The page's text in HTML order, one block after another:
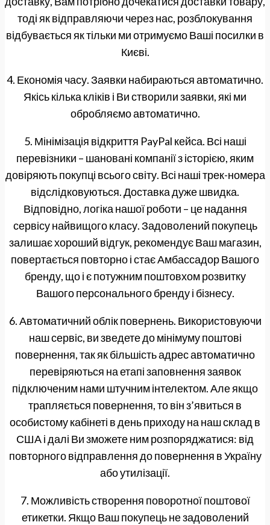
тоді як відправляючи через нас, розблокування
відбувається як тільки ми отримуємо Ваші посилки в
Києві.
4. Економія часу. Заявки набираються автоматично.
Якісь кілька кліків і Ви створили заявки, які ми
обробляємо автоматично.
5. Мінімізація відкриття PayPal кейса. Всі наші
перевізники – шановані компанії з історією, яким
довіряють покупці всього світу. Всі наші трек-номера
відслідковуються. Доставка дуже швидка.
Відповідно, логіка нашої роботи – це надання
сервісу найвищого класу. Задоволений покупець
залишає хороший відгук, рекомендує Ваш магазин,
повертається повторно і стає Амбассадор Вашого
бренду, що і є потужним поштовхом розвитку
Вашого персонального бренду і бізнесу.
6. Автоматичний облік повернень. Використовуючи
наш сервіс, ви зведете до мінімуму поштові
повернення, так як більшість адрес автоматично
перевіряються на етапі заповнення заявок
підключеним нами штучним інтелектом. Але якщо
трапляється повернення, то він з’явиться в
особистому кабінеті в день приходу на наш склад в
США і далі Ви зможете ним розпоряджатися: від
повторного відправлення до повернення в Україну
або утилізації.
7. Можливість створення поворотної поштової
етикетки. Якщо Ваш покупець не задоволений